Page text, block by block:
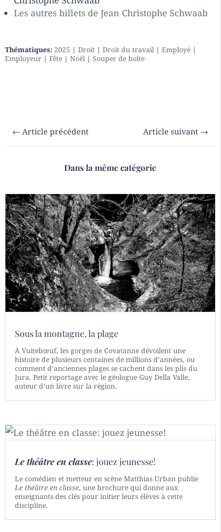
Les autres billets de Jean Christophe Schwaab
Thématiques: 2025 | Droit | Droit du travail | Employé |
Employeur | Fête | Noël | Souper de boîte
← Article précédent Article suivant →
Dans la même catégorie
Sous la montagne, la plage
À Vuitebœuf, les gorges de Covatanne dévoilent une
histoire de plusieurs centaines de millions d’années, ou
comment d’anciennes plages se cachent dans les plis du
Jura. Petit reportage avec le géologue Guy Della Valle,
auteur d’un livre sur la région.
Le théâtre en classe: jouez jeunesse!
Le comédien et metteur en scène Matthias Urban publie
Le théâtre en classe, une brochure qui donne aux
enseignants des clés pour initier leurs élèves à cette
discipline.